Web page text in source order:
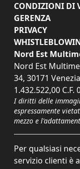
CONDIZIONI DI
GERENZA
PRIVACY
Nord Est
Nord Est
34, 30171
1.432.522,00 C.F.
I diritti delle
espressamente
mezzo e
Per qualsiasi
servizio clienti è